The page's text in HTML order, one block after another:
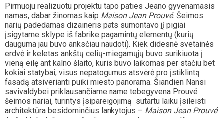
Pirmuoju realizuotu projektu tapo paties Jeano gyvenamasis
namas, dabar žinomas kaip Maison Jean Prouvé. Šeimos
narių padedamas dizaineris pats sumontavo jį pigiai
įsigytame sklype iš fabrike pagamintų elementų (kurių
dauguma jau buvo anksčiau naudoti). Kiek didesnė svetainės
erdvė ir keletas ankštų celių-miegamųjų buvo surikiuota į
vieną eilę ant kalno šlaito, kuris buvo laikomas per stačiu bet
kokiai statybai; visus nepatogumus atsvėrė pro įstiklintą
fasadą atsiverianti puiki miesto panorama. Šiandien Nansi
savivaldybei priklausančiame name tebegyvena Prouvé
šeimos nariai, turintys įsipareigojimą sutartu laiku įsileisti
architektūra besidominčius lankytojus – Maison Jean Prouvé